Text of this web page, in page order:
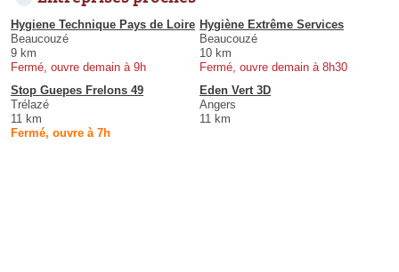
Hygiene Technique Pays de Loire
Beaucouzé
9 km
Fermé, ouvre demain à 9h
Hygiène Extrême Services
Beaucouzé
10 km
Fermé, ouvre demain à 8h30
Stop Guepes Frelons 49
Trélazé
11 km
Fermé, ouvre à 7h
Eden Vert 3D
Angers
11 km